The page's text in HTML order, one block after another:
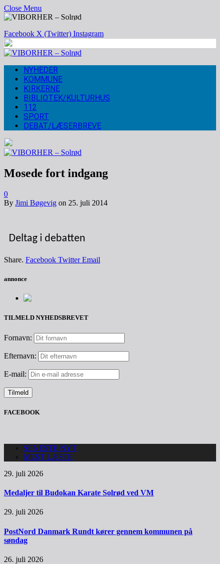
Close Menu
Facebook X (Twitter) Instagram
NYHEDER
KOMMUNE
KIRKERNE
BIBLIOTEK/KULTURHUS
112
SPORT
DEBAT/LÆSERBREVE
Mosede fort indgang
0
By Jimi Bøgevig on 25. juli 2014
Deltag i debatten
Share. Facebook Twitter Email
annonce
TILMELD NYHEDSBREVET
Fornavn:
Efternavn:
E-mail:
FACEBOOK
SENESTE NYT
MEST LÆSTE
29. juli 2026
Medaljer til Budokan Karate Solrød ved VM
29. juli 2026
PostNord Danmark Rundt kører gennem kommunen på
søndag
26. juli 2026